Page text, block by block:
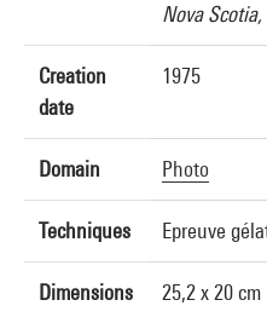
Nova
Creation
date
1975
Domain Photo
Techniques Epreuve
Dimensions 25,2 x 20 cm